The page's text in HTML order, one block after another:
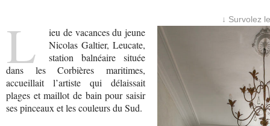
↓ Survolez
L
ieu de vacances du jeune
Nicolas Galtier, Leucate,
station balnéaire située
dans les Corbières maritimes,
accueillait l’artiste qui délaissait
plages et maillot de bain pour saisir
ses pinceaux et les couleurs du Sud.